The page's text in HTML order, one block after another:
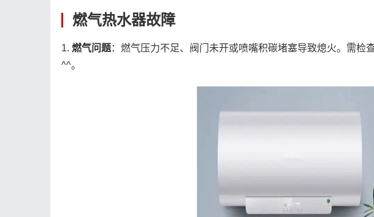
燃气热水器故障
1. 燃气问题：燃气压力不足、阀门未开或喷嘴积碳堵塞导致熄火。需检
^^。